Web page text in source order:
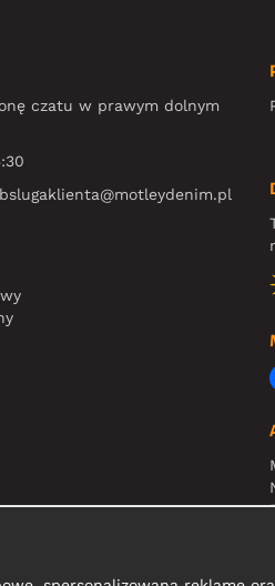
czatu w prawym dolnym